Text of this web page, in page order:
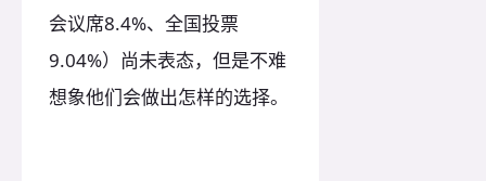
会议席8.4%、全国投票
9.04%）尚未表态，但是不难
想象他们会做出怎样的选择。